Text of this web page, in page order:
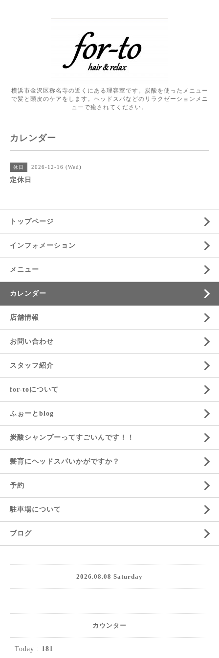
横浜市金沢区称名寺の近くにある理容室です。炭酸を使ったメニュー
で髪と頭皮のケアをします。ヘッドスパなどのリラクゼーションメニ
ューで癒されてください。
カレンダー
休日 2026-12-16 (Wed)
定休日
トップページ
インフォメーション
メニュー
カレンダー
店舗情報
お問い合わせ
スタッフ紹介
for-toについて
ふぉーとblog
炭酸シャンプーってすごいんです！！
髪育にヘッドスパいかがですか？
予約
駐車場について
ブログ
2026.08.08 Saturday
カウンター
Today : 181